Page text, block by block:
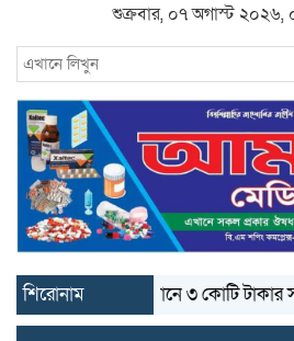
শুক্রবার, ০৭ অগাস্ট ২০২৬,
শিরোনামবান্দরবানে ৩ কোটি টাকার